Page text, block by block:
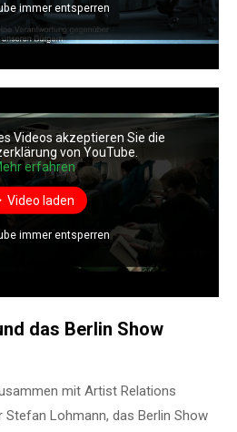
immer entsperren
Videos akzeptieren Sie die
von YouTube.
erfahren
Video laden
immer entsperren
das Berlin Show
mit Artist Relations
Stefan Lohmann, das Berlin Show